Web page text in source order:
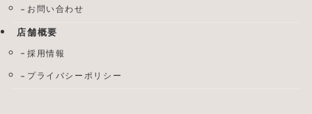
お問い合わせ
店舗概要
採用情報
プライバシーポリシー